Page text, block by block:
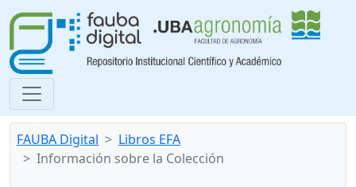
FAUBA Digital
Libros EFA
Información sobre la Colección